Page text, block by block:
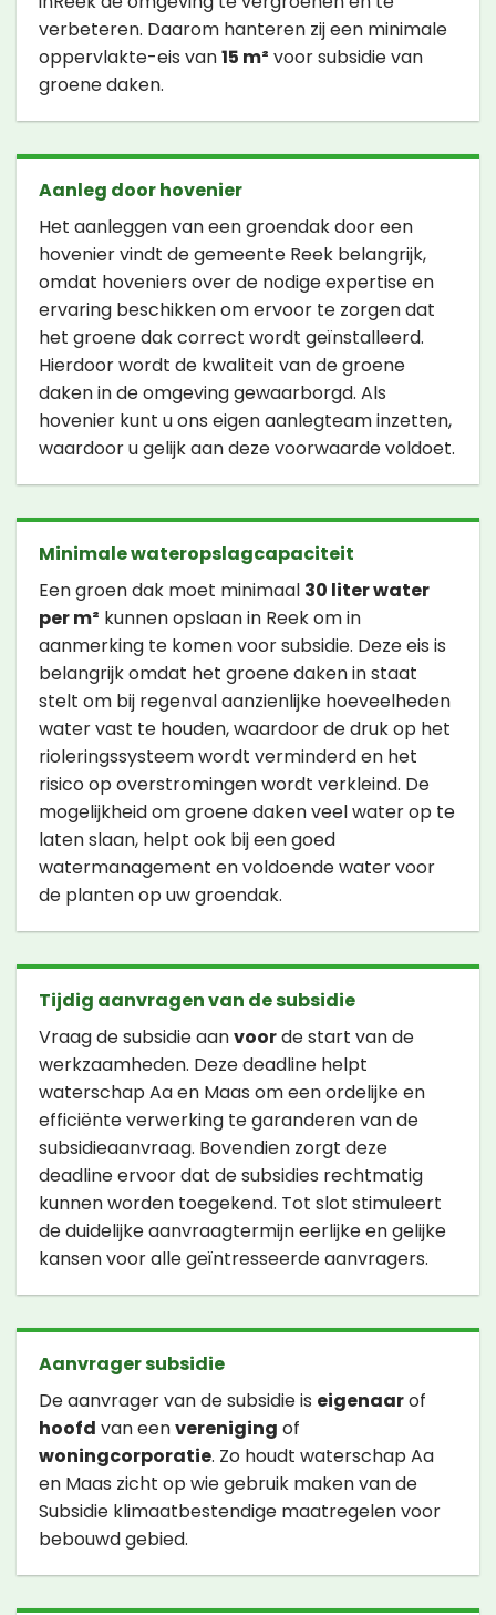
verbeteren. Daarom hanteren zij een minimale
oppervlakte-eis van15 m² voor subsidie van
groene daken.
Aanleg door hovenier
Het aanleggen van een groendak door een
hovenier vindt de gemeente Reek belangrijk,
omdat hoveniers over de nodige expertise en
ervaring beschikken om ervoor te zorgen dat
het groene dak correct wordt geïnstalleerd.
Hierdoor wordt de kwaliteit van de groene
daken in de omgeving gewaarborgd. Als
hovenier kunt u ons eigen aanlegteam inzetten,
waardoor u gelijk aan deze voorwaarde voldoet.
Minimale wateropslagcapaciteit
Een groen dak moet minimaal 30 liter water
per m² kunnen opslaan in Reek om in
aanmerking te komen voor subsidie. Deze eis is
belangrijk omdat het groene daken in staat
stelt om bij regenval aanzienlijke hoeveelheden
water vast te houden, waardoor de druk op het
rioleringssysteem wordt verminderd en het
risico op overstromingen wordt verkleind. De
mogelijkheid om groene daken veel water op te
laten slaan, helpt ook bij een goed
watermanagement en voldoende water voor
de planten op uw groendak.
Tijdig aanvragen van de subsidie
Vraag de subsidie aanvoorde start van de
werkzaamheden. Deze deadline helpt
waterschap Aa en Maas om een ordelijke en
efficiënte verwerking te garanderen van de
subsidieaanvraag. Bovendien zorgt deze
deadline ervoor dat de subsidies rechtmatig
kunnen worden toegekend. Tot slot stimuleert
de duidelijke aanvraagtermijn eerlijke en gelijke
kansen voor alle geïntresseerde aanvragers.
Aanvrager subsidie
De aanvrager van de subsidie is eigenaarof
hoofd van eenvereniging of
woningcorporatie. Zo houdt waterschap Aa
en Maas zicht op wie gebruik maken van de
Subsidie klimaatbestendige maatregelen voor
bebouwd gebied.